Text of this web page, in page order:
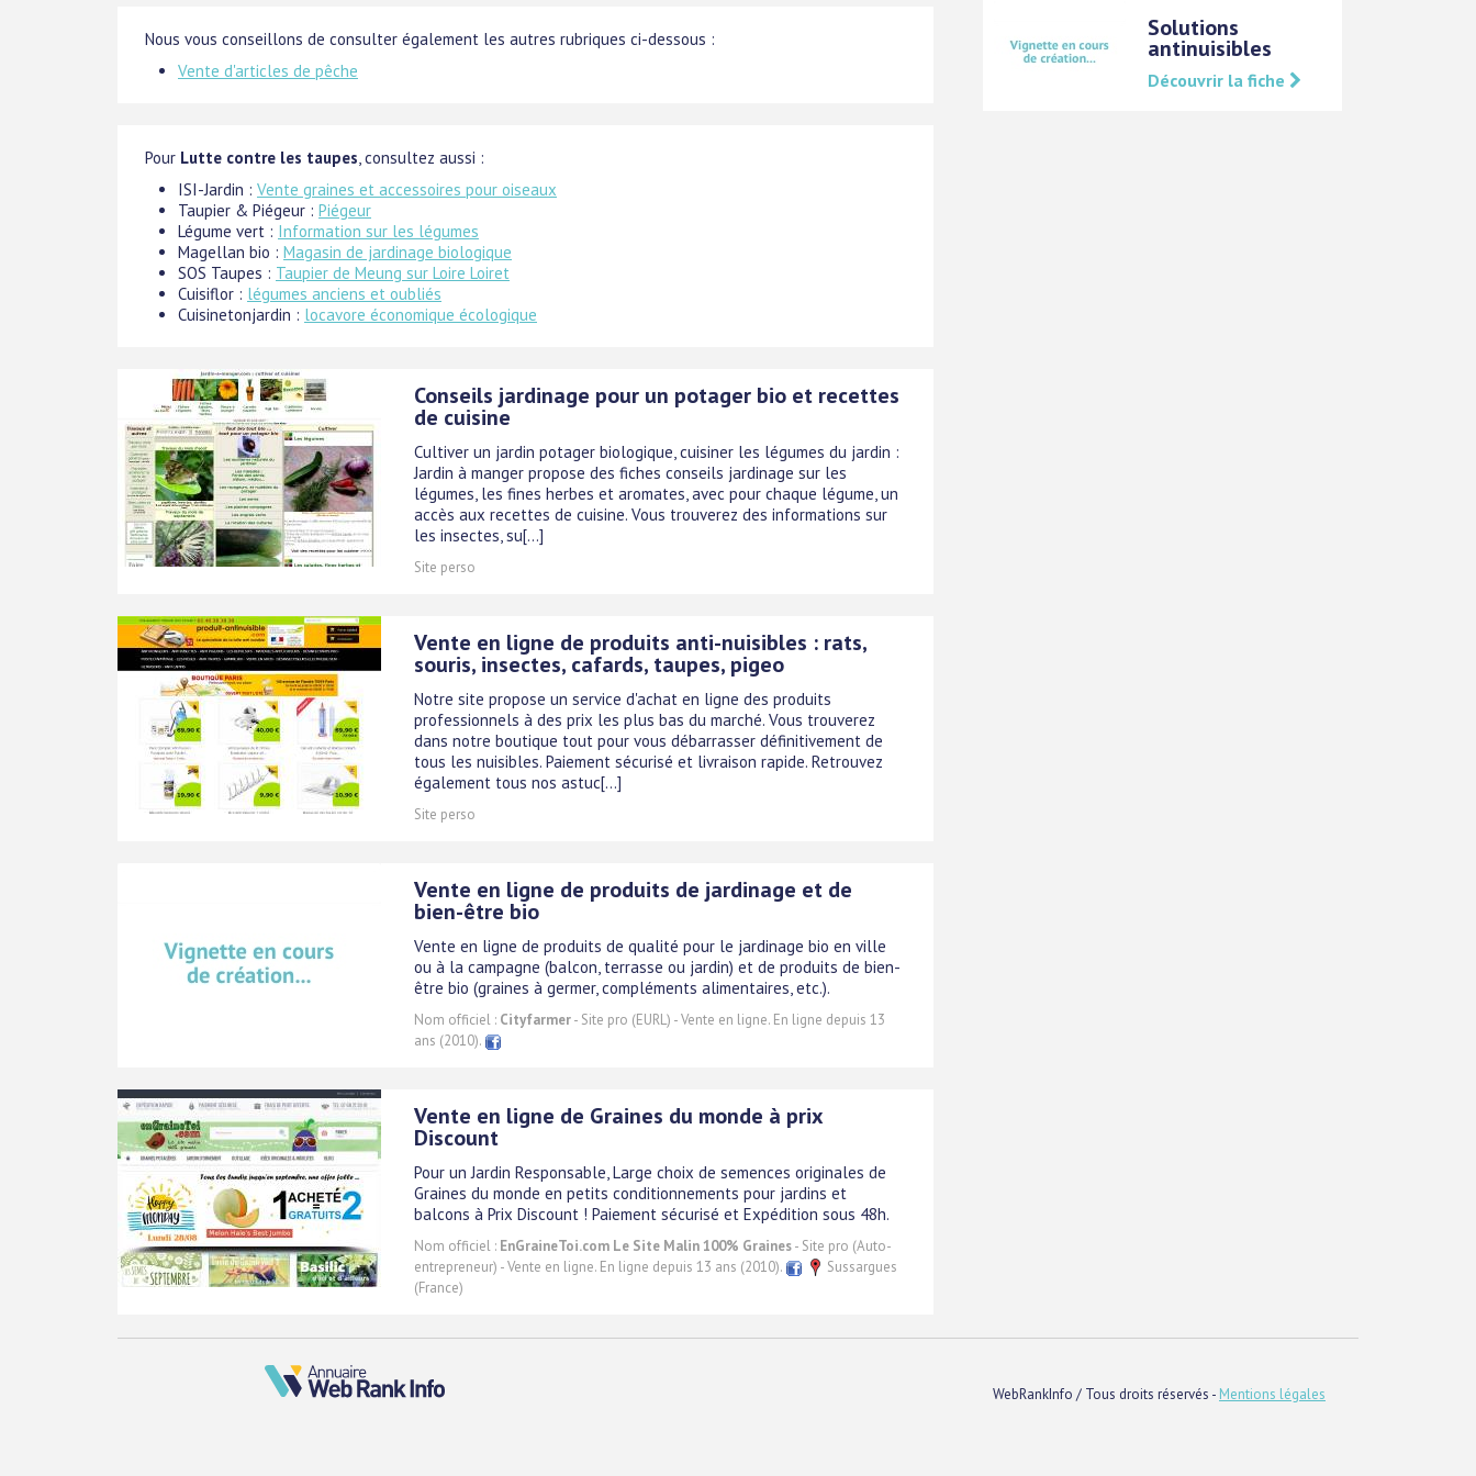
Nous vous conseillons de consulter également les autres rubriques ci-dessous :
Vente d'articles de pêche
Pour Lutte contre les taupes , consultez aussi :
ISI-Jardin : Vente graines et accessoires pour oiseaux
Taupier & Piégeur : Piégeur
Légume vert : Information sur les légumes
Magellan bio : Magasin de jardinage biologique
SOS Taupes : Taupier de Meung sur Loire Loiret
Cuisiflor : légumes anciens et oubliés
Cuisinetonjardin : locavore économique écologique
Conseils jardinage pour un potager bio et recettes
de cuisine
Cultiver un jardin potager biologique, cuisiner les légumes du jardin :
Jardin à manger propose des fiches conseils jardinage sur les
légumes, les fines herbes et aromates, avec pour chaque légume, un
accès aux recettes de cuisine. Vous trouverez des informations sur
les insectes, su[...]
Site perso
Vente en ligne de produits anti-nuisibles : rats,
souris, insectes, cafards, taupes, pigeo
Notre site propose un service d'achat en ligne des produits
professionnels à des prix les plus bas du marché. Vous trouverez
dans notre boutique tout pour vous débarrasser définitivement de
tous les nuisibles. Paiement sécurisé et livraison rapide. Retrouvez
également tous nos astuc[...]
Site perso
Vente en ligne de produits de jardinage et de
bien-être bio
Vente en ligne de produits de qualité pour le jardinage bio en ville
ou à la campagne (balcon, terrasse ou jardin) et de produits de bien-
être bio (graines à germer, compléments alimentaires, etc.).
Nom officiel : Cityfarmer- Site pro (EURL) - Vente en ligne. En ligne depuis 13
ans (2010).
Vente en ligne de Graines du monde à prix
Discount
Pour un Jardin Responsable, Large choix de semences originales de
Graines du monde en petits conditionnements pour jardins et
balcons à Prix Discount ! Paiement sécurisé et Expédition sous 48h.
Nom officiel : EnGraineToi.com Le Site Malin 100% Graines- Site pro (Auto-
entrepreneur) - Vente en ligne. En ligne depuis 13 ans (2010).
Sussargues
(France)
Solutions
antinuisibles
Découvrir la fiche
WebRankInfo / Tous droits réservés - Mentions légales